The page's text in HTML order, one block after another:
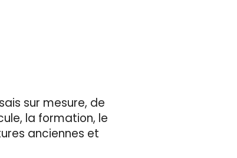
sur mesure, de
la formation, le
anciennes et